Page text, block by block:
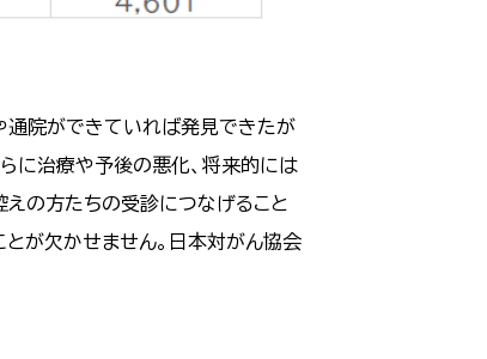
院ができていれば発見できたが
に治療や予後の悪化、将来的には
の方たちの受診につなげること
が欠かせません。日本対がん協会